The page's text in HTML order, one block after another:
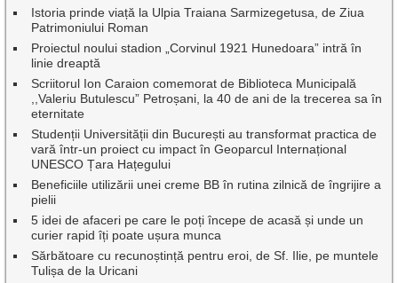
Istoria prinde viață la Ulpia Traiana Sarmizegetusa, de Ziua
Patrimoniului Roman
Proiectul noului stadion „Corvinul 1921 Hunedoara” intră în
linie dreaptă
Scriitorul Ion Caraion comemorat de Biblioteca Municipală
,,Valeriu Butulescu” Petroșani, la 40 de ani de la trecerea sa în
eternitate
Studenții Universității din București au transformat practica de
vară într-un proiect cu impact în Geoparcul Internațional
UNESCO Țara Hațegului
Beneficiile utilizării unei creme BB în rutina zilnică de îngrijire a
pielii
5 idei de afaceri pe care le poți începe de acasă și unde un
curier rapid îți poate ușura munca
Sărbătoare cu recunoștință pentru eroi, de Sf. Ilie, pe muntele
Tulișa de la Uricani